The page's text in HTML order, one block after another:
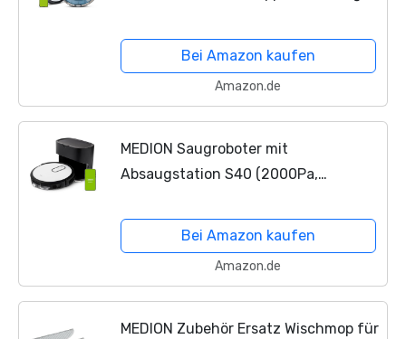
Ladestation, Saugen und Wischen
gleichzeitig, Tierhaar und...
Bei Amazon kaufen
Amazon.de
MEDION Saugroboter mit
Absaugstation S40 (2000Pa,
Roboterstaubsauger für Hartböden
Fliesen Laminat, Teppicherkennung,
Bei Amazon kaufen
Amazon.de
MEDION Zubehör Ersatz Wischmop für